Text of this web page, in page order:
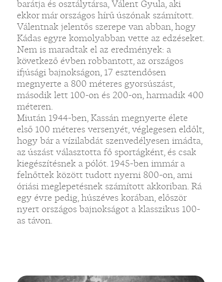
barátja és osztálytársa, Válent Gyula, aki
ekkor már országos hírű úszónak számított.
Válentnak jelentős szerepe van abban, hogy
Kádas egyre komolyabban vette az edzéseket.
Nem is maradtak el az eredmények: a
következő évben robbantott, az országos
ifjúsági bajnokságon, 17 esztendősen
megnyerte a 800 méteres gyorsúszást,
második lett 100-on és 200-on, harmadik 400
méteren.
Miután 1944-ben, Kassán megnyerte élete
első 100 méteres versenyét, véglegesen eldőlt,
hogy bár a vízilabdát szenvedélyesen imádta,
az úszást választotta fő sportágként, és csak
kiegészítésnek a pólót. 1945-ben immár a
felnőttek között tudott nyerni 800-on, ami
óriási meglepetésnek számított akkoriban. Rá
egy évre pedig, húszéves korában, először
nyert országos bajnokságot a klasszikus 100-
as távon.